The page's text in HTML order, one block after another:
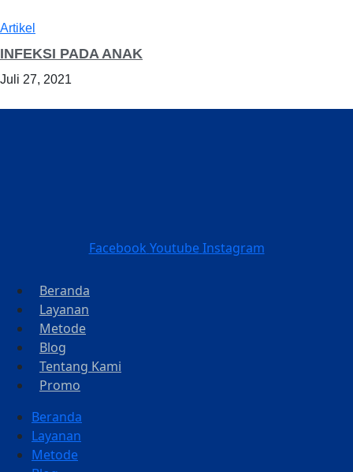
Artikel
INFEKSI PADA ANAK
Juli 27, 2021
Facebook Youtube Instagram
Beranda
Layanan
Metode
Blog
Tentang Kami
Promo
Beranda
Layanan
Metode